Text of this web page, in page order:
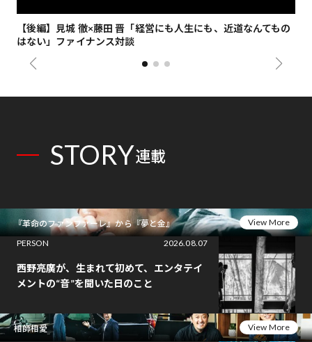
【後編】見城 徹×藤田 晋「経営にも人生にも、近道なんてもの
はない」ファイナンス対談
STORY連載
『革命のファンファーレ』から『夢と金』
View More
PERSON
2026.08.07
西野亮廣が、生まれて初めて、エンタテイ
メントの“音”を聞いた日のこと
相師相愛
View More